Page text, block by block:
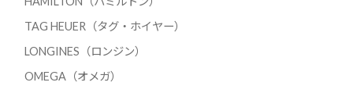
TAG HEUER（タグ・ホイヤー）
LONGINES（ロンジン）
OMEGA（オメガ）